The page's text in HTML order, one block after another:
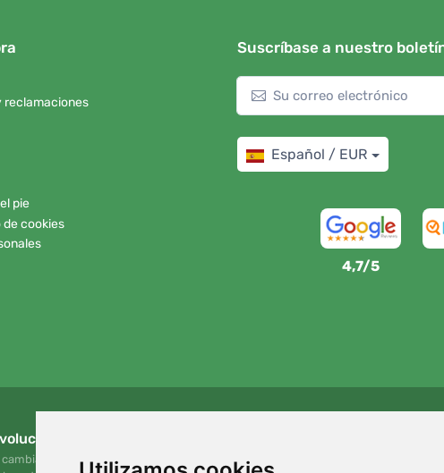
reclamaciones
pie
de cookies
Suscríbase a nuestro
Español / EUR
4,7/5
gratuitos
su pedido en cualquier